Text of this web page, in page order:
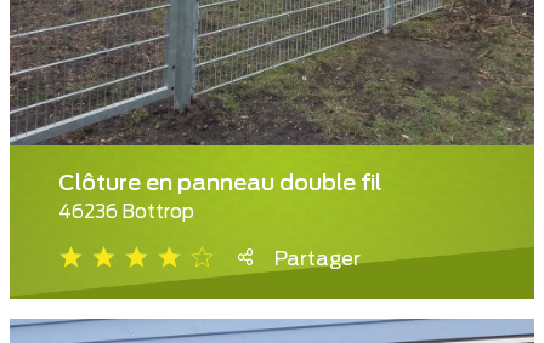
Clôture en panneau double fil
46236 Bottrop
Partager